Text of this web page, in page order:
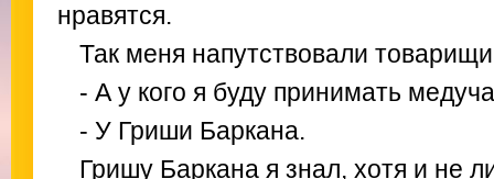
нравятся.
Так меня напутствовали
- А у кого я буду принимать
- У Гриши Баркана.
Гришу Баркана я знал, хотя и не